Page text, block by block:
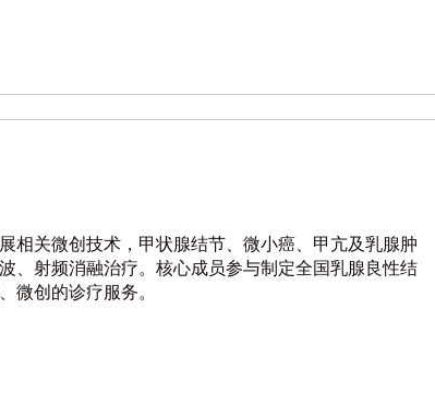
相关微创技术，甲状腺结节、微小癌、甲亢及乳腺肿
、射频消融治疗。核心成员参与制定全国乳腺良性结
微创的诊疗服务。